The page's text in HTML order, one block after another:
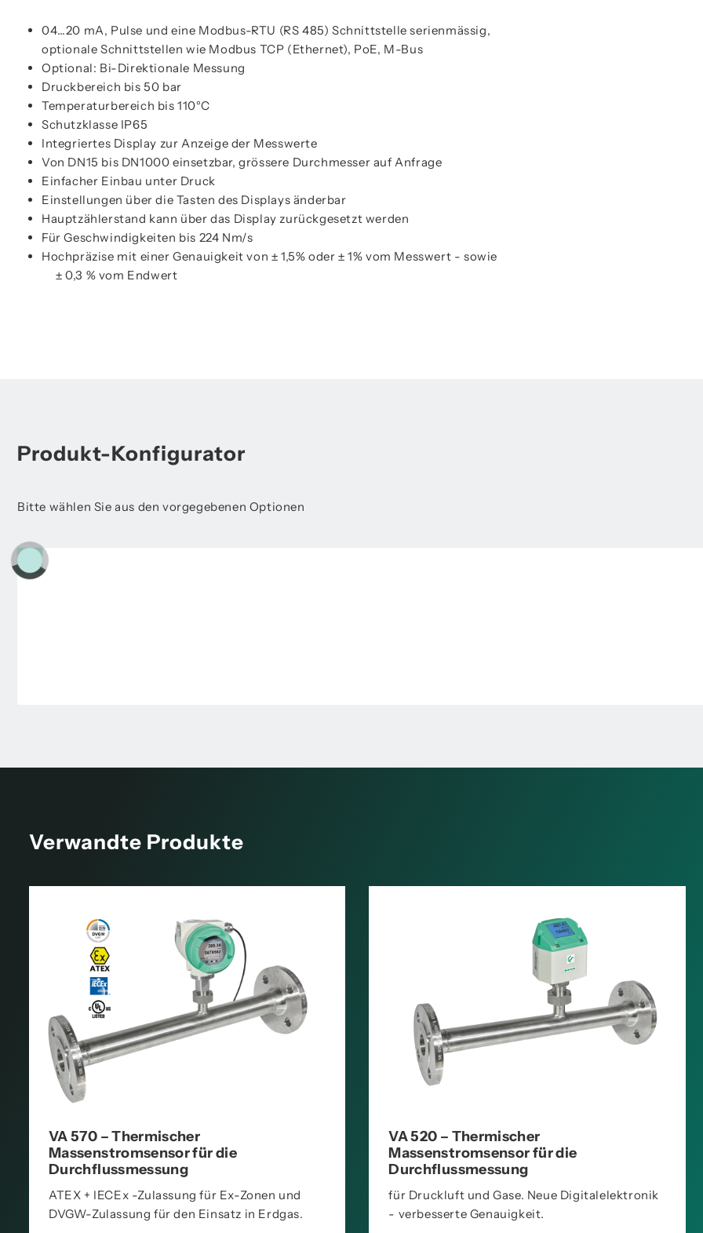
04…20 mA, Pulse und eine Modbus-RTU (RS 485) Schnittstelle serienmässig,
optionale Schnittstellen wie Modbus TCP (Ethernet), PoE, M-Bus
Optional: Bi-Direktionale Messung
Druckbereich bis 50 bar
Temperaturbereich bis 110°C
Schutzklasse IP65
Integriertes Display zur Anzeige der Messwerte
Von DN15 bis DN1000 einsetzbar, grössere Durchmesser auf Anfrage
Einfacher Einbau unter Druck
Einstellungen über die Tasten des Displays änderbar
Hauptzählerstand kann über das Display zurückgesetzt werden
Für Geschwindigkeiten bis 224 Nm/s
Hochpräzise mit einer Genauigkeit von ± 1,5% oder ± 1% vom Messwert - sowie
± 0,3 % vom Endwert
Produkt-Konfigurator
Bitte wählen Sie aus den vorgegebenen Optionen
Verwandte Produkte
VA 570 – Thermischer
Massenstromsensor für die
Durchflussmessung
ATEX + IECEx -Zulassung für Ex-Zonen und
DVGW-Zulassung für den Einsatz in Erdgas.
VA 520 – Thermischer
Massenstromsensor für die
Durchflussmessung
für Druckluft und Gase. Neue Digitalelektronik
- verbesserte Genauigkeit.